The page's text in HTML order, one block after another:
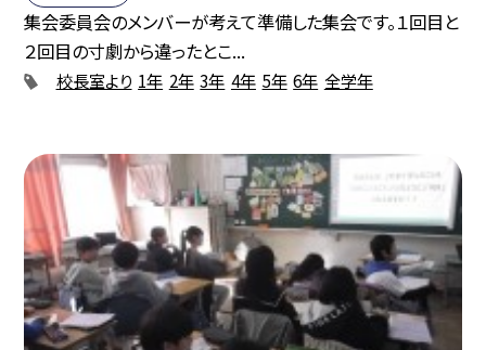
集会委員会のメンバーが考えて準備した集会です。１回目と
２回目の寸劇から違ったとこ...
校長室より 1年 2年 3年 4年 5年 6年 全学年